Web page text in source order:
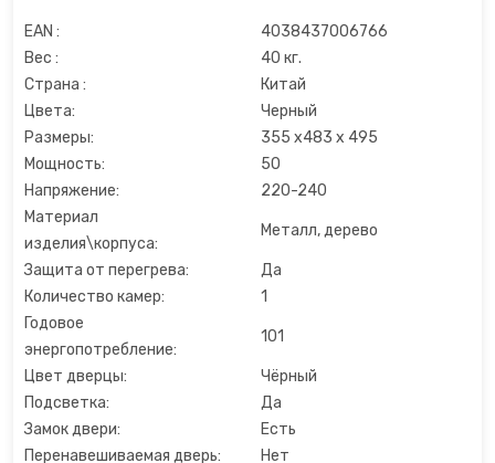
EAN :
4038437006766
Вес :
40 кг.
Страна :
Китай
Цвета:
Черный
Размеры:
355 x483 x 495
Мощность:
50
Напряжение:
220-240
Материал
изделия\корпуса:
Металл, дерево
Защита от перегрева:
Да
Количество камер:
1
Годовое
энергопотребление:
101
Цвет дверцы:
Чёрный
Подсветка:
Да
Замок двери:
Есть
Перенавешиваемая дверь:
Нет
Маслопресс
Микроволновые печи
Миксеры
Мороженицы
Мультиварки
Мультиварки
Мясорубки
Настольные плиты